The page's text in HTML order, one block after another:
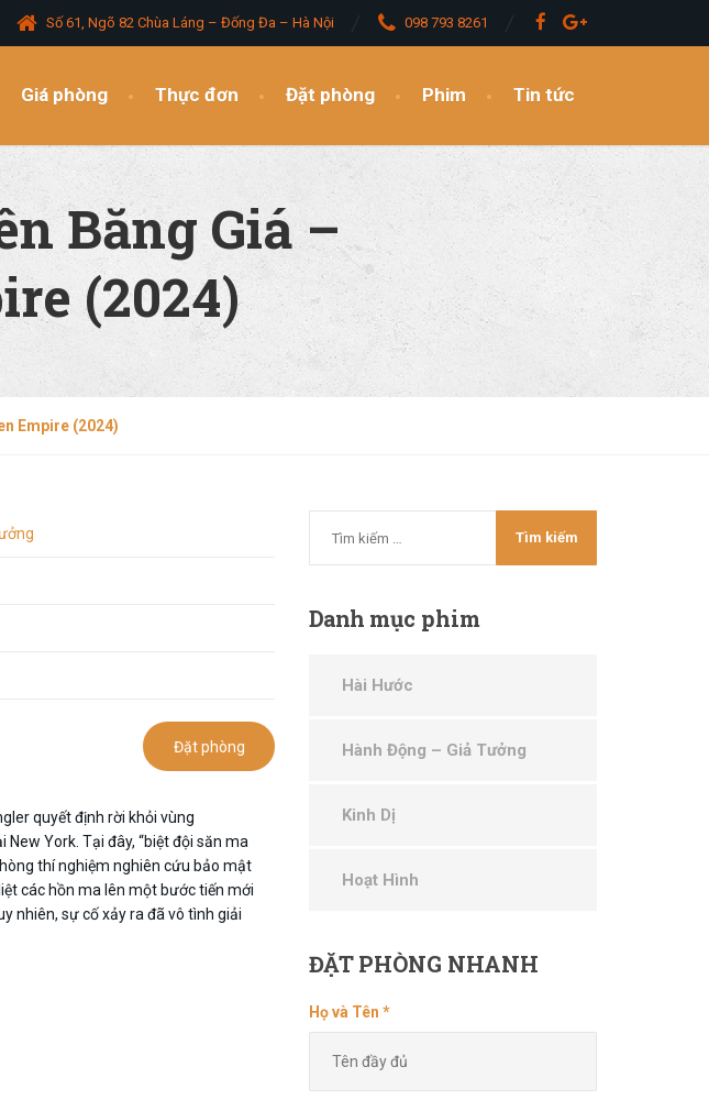
Số 61, Ngõ 82 Chùa Láng – Đống Đa – Hà Nội 098 793 8261
Giá phòng Thực đơn Đặt phòng Phim Tin tức
Băng Giá –
(2024)
Empire (2024)
Đặt phòng
quyết định rời khỏi vùng
York. Tại đây, “biệt đội săn ma
thí nghiệm nghiên cứu bảo mật
các hồn ma lên một bước tiến mới
nhiên, sự cố xảy ra đã vô tình giải
Danh mục phim
Hài Hước
Hành Động – Giả Tưởng
Kinh Dị
Hoạt Hình
ĐẶTPHÒNG NHANH
Họ và Tên *